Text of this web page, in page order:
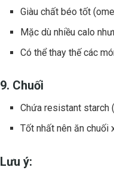
Giàu chất béo tốt
Mặc dù nhiều calo
Có thể thay thế các
9. Chuối
Chứa resistant starch
Tốt nhất nên ăn chuối
Lưu ý: